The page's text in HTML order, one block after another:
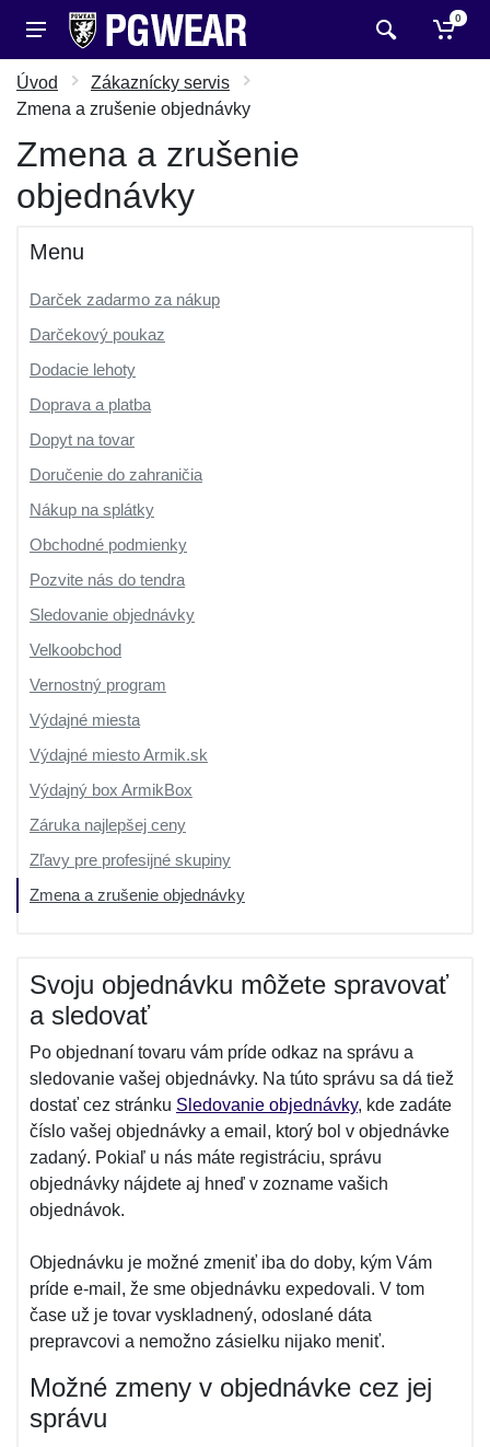
0
Úvod
Zákaznícky servis
Zmena a zrušenie objednávky
Zmena a zrušenie
objednávky
Menu
Darček zadarmo za nákup
Darčekový poukaz
Dodacie lehoty
Doprava a platba
Dopyt na tovar
Doručenie do zahraničia
Nákup na splátky
Obchodné podmienky
Pozvite nás do tendra
Sledovanie objednávky
Velkoobchod
Vernostný program
Výdajné miesta
Výdajné miesto Armik.sk
Výdajný box ArmikBox
Záruka najlepšej ceny
Zľavy pre profesijné skupiny
Zmena a zrušenie objednávky
Svoju objednávku môžete spravovať
a sledovať
Po objednaní tovaru vám príde odkaz na správu a
sledovanie vašej objednávky. Na túto správu sa dá tiež
dostať cez stránku Sledovanie objednávky, kde zadáte
číslo vašej objednávky a email, ktorý bol v objednávke
zadaný. Pokiaľ u nás máte registráciu, správu
objednávky nájdete aj hneď v zozname vašich
objednávok.
Objednávku je možné zmeniť iba do doby, kým Vám
príde e-mail, že sme objednávku expedovali. V tom
čase už je tovar vyskladnený, odoslané dáta
prepravcovi a nemožno zásielku nijako meniť.
Možné zmeny v objednávke cez jej
správu